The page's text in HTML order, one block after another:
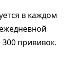
в каждом
300 прививок.